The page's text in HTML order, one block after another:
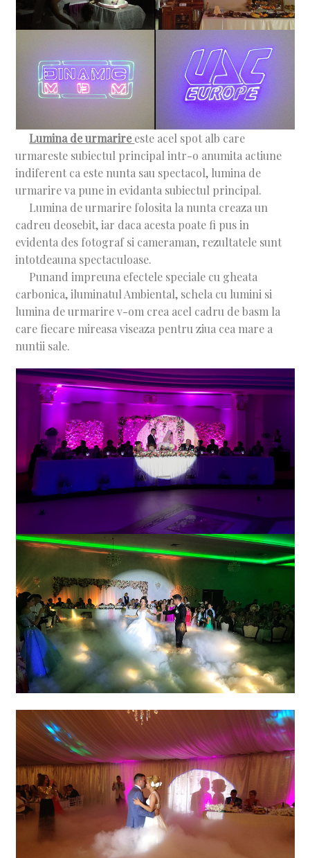
Lumina de urmarire este acel spot alb care
urmareste subiectul principal intr-o anumita actiune
indiferent ca este nunta sau spectacol, lumina de
urmarire va pune in evidanta subiectul principal.
Lumina de urmarire folosita la nunta creaza un
cadreu deosebit, iar daca acesta poate fi pus in
evidenta des fotograf si cameraman, rezultatele sunt
intotdeauna spectaculoase.
Punand impreuna efectele speciale cu gheata
carbonica, iluminatul Ambiental, schela cu lumini si
lumina de urmarire v-om crea acel cadru de basm la
care fiecare mireasa viseaza pentru ziua cea mare a
nuntii sale.